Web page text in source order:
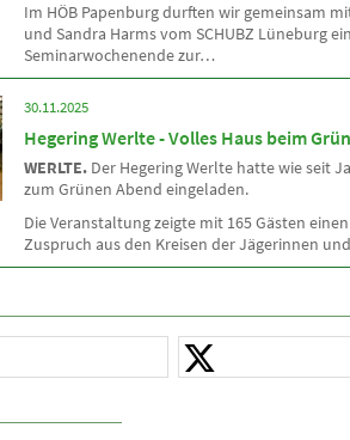
Im HÖB Papenburg durften wir gemeinsam
und Sandra Harms vom SCHUBZ Lüneburg
Seminarwochenende zur…
30.11.2025
Hegering Werlte - Volles Haus beim
WERLTE. Der Hegering Werlte hatte wie seit
zum Grünen Abend eingeladen.
Die Veranstaltung zeigte mit 165 Gästen
Zuspruch aus den Kreisen der Jägerinnen